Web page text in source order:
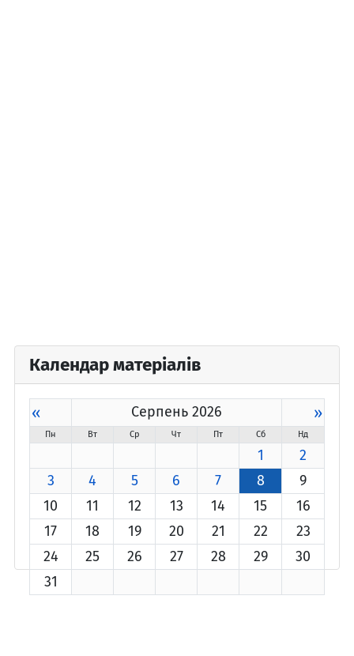
Календар матеріалів
« Серпень 2026 »
Пн Вт Ср Чт Пт Сб Нд
1
2
3
4 5 6 7 8
9
10
11 12 13 14 15
16
17
18 19 20 21 22
23
24
25 26 27 28 29
30
31